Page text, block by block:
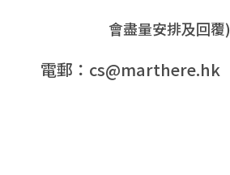
會盡量安排及回覆)
電郵：cs@marthere.hk